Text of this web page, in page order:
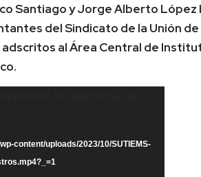
Santiago y Jorge Alberto
del Sindicato de la Unión
al Área Central de
content/uploads/2023/10/SUTIEMS-